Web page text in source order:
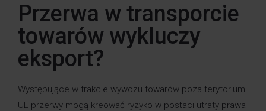
Przerwa w transporcie
towarów wykluczy
eksport?
Występujące w trakcie wywozu towarów poza terytorium
UE przerwy mogą kreować ryzyko w postaci utraty prawa